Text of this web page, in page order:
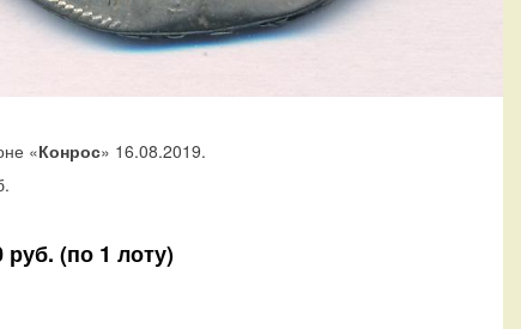
«Конрос» 16.08.2019.
(по 1 лоту)